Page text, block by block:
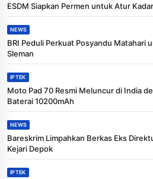
ESDM Siapkan Permen untuk Atur
NEWS
BRI Peduli Perkuat Posyandu Matahari
Sleman
IPTEK
Moto Pad 70 Resmi Meluncur di India
Baterai 10200mAh
NEWS
Bareskrim Limpahkan Berkas Eks
Kejari Depok
IPTEK